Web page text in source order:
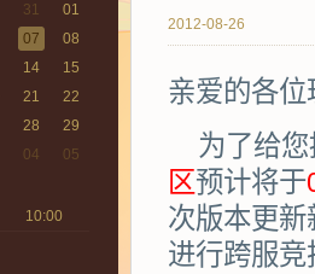
31
01
07
08
14
15
21
22
28
29
04 05
10:00
2012-08-26
亲爱的各位
为了给
区预计将于
次版本更
进行跨服